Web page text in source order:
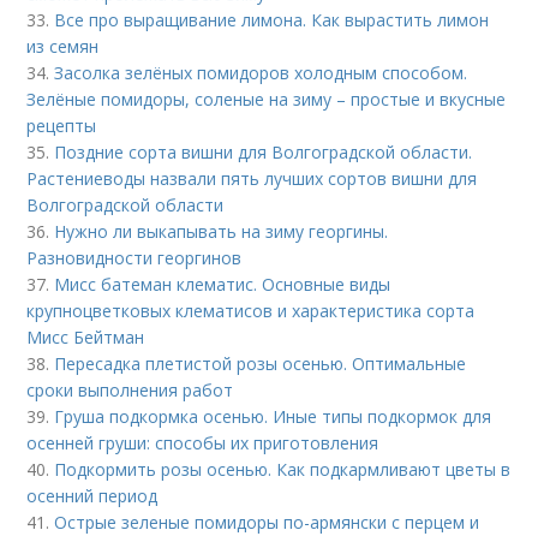
33. Все про выращивание лимона. Как вырастить лимон
из семян
34.Засолка зелёных помидоров холодным способом.
Зелёные помидоры, соленые на зиму – простые и вкусные
рецепты
35. Поздние сорта вишни для Волгоградской области.
Растениеводы назвали пять лучших сортов вишни для
Волгоградской области
36. Нужно ли выкапывать на зиму георгины.
Разновидности георгинов
37. Мисс батеман клематис. Основные виды
крупноцветковых клематисов и характеристика сорта
Мисс Бейтман
38. Пересадка плетистой розы осенью. Оптимальные
сроки выполнения работ
39. Груша подкормка осенью. Иные типы подкормок для
осенней груши: способы их приготовления
40. Подкормить розы осенью. Как подкармливают цветы в
осенний период
41.Острые зеленые помидоры по-армянски с перцем и